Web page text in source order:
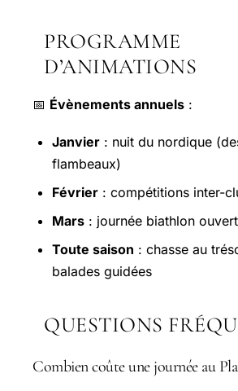
PROGRAMME
D’ANIMATIONS
📅 Évènements annuels :
Janvier : nuit du nordique
flambeaux)
Février : compétitions inter-
Mars : journée biathlon
Toute saison : chasse au
balades guidées
QUESTIONS
Combien coûte une journée au